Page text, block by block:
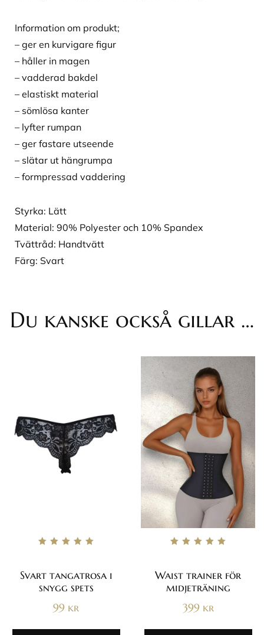
Information om produkt;
– ger en kurvigare figur
– håller in magen
– vadderad bakdel
– elastiskt material
– sömlösa kanter
– lyfter rumpan
– ger fastare utseende
– slätar ut hängrumpa
– formpressad vaddering
Styrka: Lätt
Material: 90% Polyester och 10% Spandex
Tvättråd: Handtvätt
Färg: Svart
Du kanske också gillar …
Svart tangatrosa i
snygg spets
99 kr
Waist trainer för
midjeträning
399 kr